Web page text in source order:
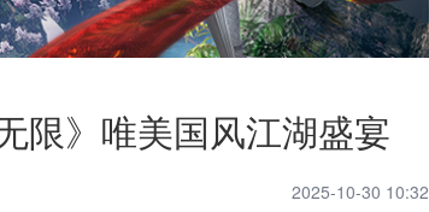
限》唯美国风江湖盛宴
2025-10-30 10:32